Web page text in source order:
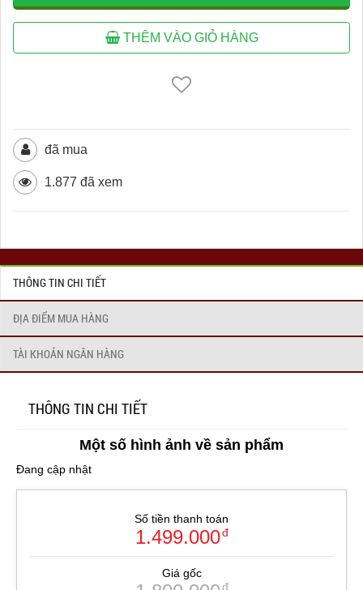
THÊM VÀO GIỎ HÀNG
đã mua
1.877 đã xem
THÔNG TIN CHI TIẾT
ĐỊA ĐIỂM MUA HÀNG
TÀI KHOẢN NGÂN HÀNG
THÔNG TIN CHI TIẾT
Một số hình ảnh về sản phẩm
Đang cập nhật
Số tiền thanh toán
1.499.000đ
Giá gốc
đ